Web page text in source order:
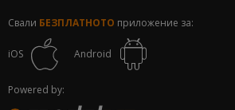
Свали БЕЗПЛАТНОТО приложение за:
iOS Android
Powered by: